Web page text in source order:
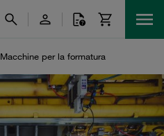
Macchine per la formatura